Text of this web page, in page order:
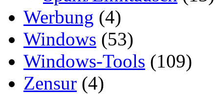
Werbung (4)
Windows (53)
Windows-Tools (109)
Zensur (4)